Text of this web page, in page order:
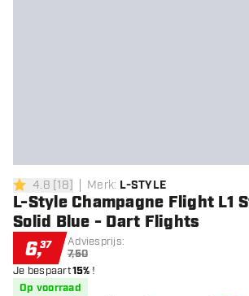
4.8 score sterren
4.8 [18] Merk: L-STYLE
L-Style Champagne Flight L1
Solid Blue - Dart Flights
6,37 Adviesprijs:
7,50
Je bespaart15% !
Op voorraad